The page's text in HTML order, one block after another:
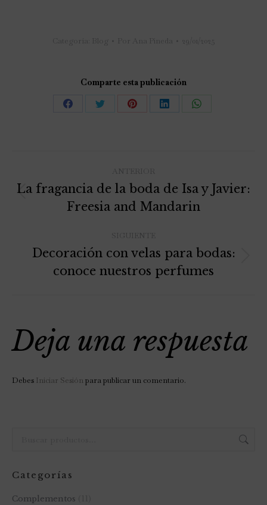
Categoría: Blog Por Ana Pineda 29/01/2025
Comparte esta publicación
ANTERIOR
La fragancia de la boda de Isa y Javier:
Freesia and Mandarin
SIGUIENTE
Decoración con velas para bodas:
conoce nuestros perfumes
Deja una respuesta
Debes Iniciar Sesión para publicar un comentario.
Categorías
Complementos